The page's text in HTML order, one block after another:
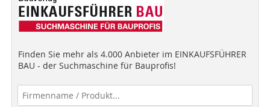
Finden Sie mehr als 4.000 Anbieter im EINKAUFSFÜHRER
BAU - der Suchmaschine für Bauprofis!